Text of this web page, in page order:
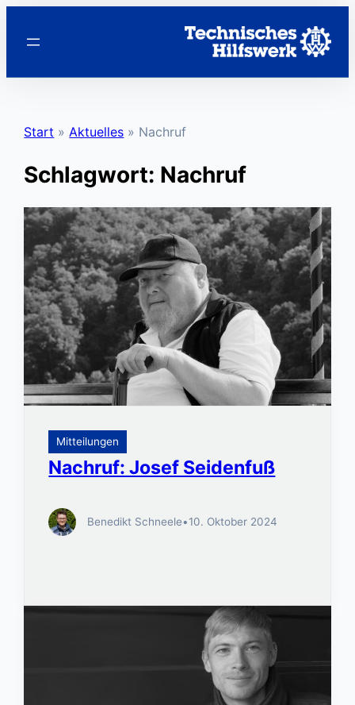
Inhalt
Start »Aktuelles » Nachruf
Schlagwort: Nachruf
Mitteilungen
Nachruf: Josef Seidenfuß
Benedikt Schneele•10. Oktober 2024